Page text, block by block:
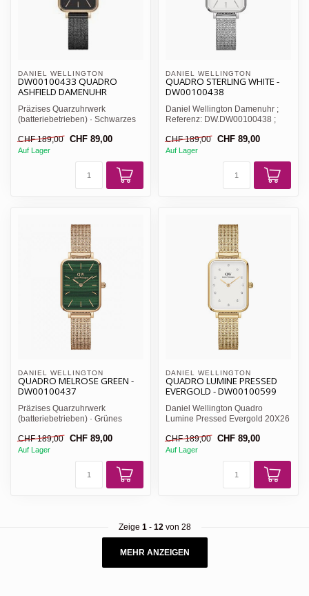
DANIEL WELLINGTON
DW00100433 QUADRO
ASHFIELD DAMENUHR
Präzises Quarzuhrwerk
(batteriebetrieben) · Schwarzes
CHF 189,00
CHF 89,00
Auf Lager
DANIEL WELLINGTON
QUADRO STERLING WHITE -
DW00100438
Daniel Wellington Damenuhr ;
Referenz: DW.DW00100438 ;
CHF 189,00
CHF 89,00
Auf Lager
DANIEL WELLINGTON
QUADRO MELROSE GREEN -
DW00100437
Präzises Quarzuhrwerk
(batteriebetrieben) · Grünes
CHF 189,00
CHF 89,00
Auf Lager
DANIEL WELLINGTON
QUADRO LUMINE PRESSED
EVERGOLD - DW00100599
Daniel Wellington Quadro
Lumine Pressed Evergold 20X26
CHF 189,00
CHF 89,00
Auf Lager
Zeige 1- 12von 28
MEHR ANZEIGEN